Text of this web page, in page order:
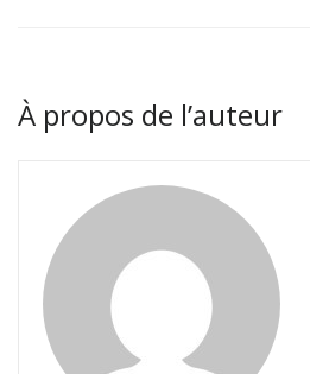
À propos de l’auteur